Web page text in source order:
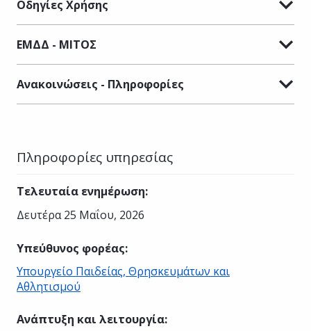
Οδηγίες Χρήσης
ΕΜΔΔ - ΜΙΤΟΣ
Ανακοινώσεις - Πληροφορίες
Πληροφορίες υπηρεσίας
Τελευταία ενημέρωση:
Δευτέρα 25 Μαΐου, 2026
Υπεύθυνος φορέας:
Υπουργείο Παιδείας, Θρησκευμάτων και
Αθλητισμού
Ανάπτυξη και λειτουργία: